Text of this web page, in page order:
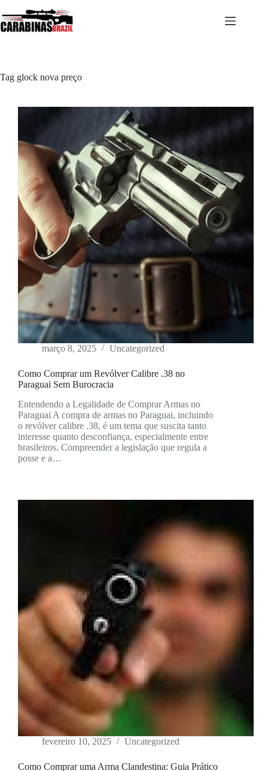
para
o
Tag glock nova preço
março 8, 2025 Uncategorized
Como Comprar um Revólver Calibre .38 no
Paraguai Sem Burocracia
Entendendo a Legalidade de Comprar Armas no
Paraguai A compra de armas no Paraguai, incluindo
o revólver calibre .38, é um tema que suscita tanto
interesse quanto desconfiança, especialmente entre
brasileiros. Compreender a legislação que regula a
posse e a…
fevereiro 10, 2025 Uncategorized
Como Comprar uma Arma Clandestina: Guia Prático